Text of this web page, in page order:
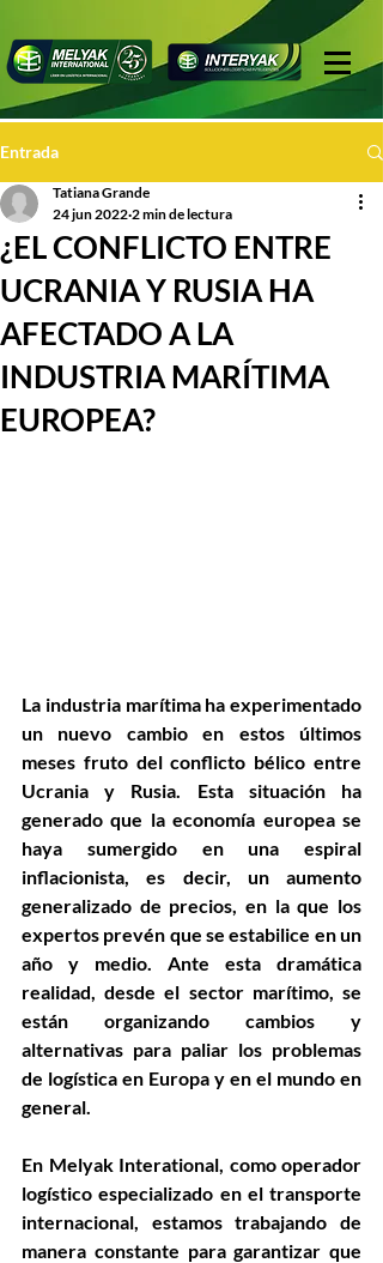
Entrada
¿EL CONFLICTO ENTRE
UCRANIA Y RUSIA HA
AFECTADO A LA
INDUSTRIA MARÍTIMA
EUROPEA?
Tatiana Grande
24 jun 2022 2 min de lectura
La industria marítima ha experimentado
un nuevo cambio en estos últimos
meses fruto del conflicto bélico entre
Ucrania y Rusia. Esta situación ha
generado que la economía europea se
haya sumergido en una espiral
inflacionista, es decir, un aumento
generalizado de precios, en la que los
expertos prevén que se estabilice en un
año y medio. Ante esta dramática
realidad, desde el sector marítimo, se
están organizando cambios y
alternativas para paliar los problemas
de logística en Europa y en el mundo en
general.
En Melyak Interational, como operador
logístico especializado en el transporte
internacional, estamos trabajando de
manera constante para garantizar que